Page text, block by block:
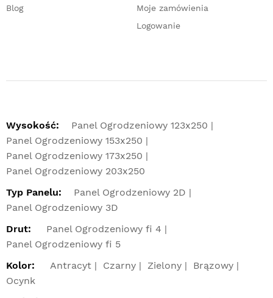
Blog
Moje zamówienia
Logowanie
Wysokość:
Panel Ogrodzeniowy 123x250
Panel Ogrodzeniowy 153x250
Panel Ogrodzeniowy 173x250
Panel Ogrodzeniowy 203x250
Typ Panelu:
Panel Ogrodzeniowy 2D
Panel Ogrodzeniowy 3D
Drut:
Panel Ogrodzeniowy fi 4
Panel Ogrodzeniowy fi 5
Kolor:
Antracyt Czarny Zielony
Brązowy
Ocynk